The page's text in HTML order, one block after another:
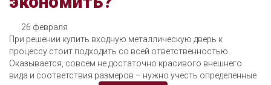
26 февраля
При решении купить входную металлическую дверь к
процессу стоит подходить со всей ответственностью.
Оказывается, совсем не достаточно красивого внешнего
вида и соответствия размеров – нужно учесть определенные